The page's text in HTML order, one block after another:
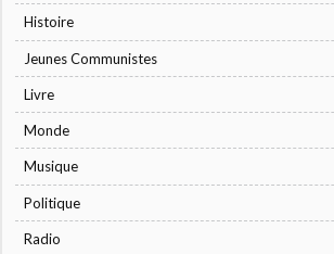
Histoire
Jeunes Communistes
Livre
Monde
Musique
Politique
Radio